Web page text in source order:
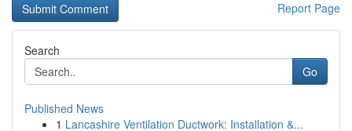
Report Page
Search
Go
Published News
1 Lancashire Ventilation Ductwork: Installation &...